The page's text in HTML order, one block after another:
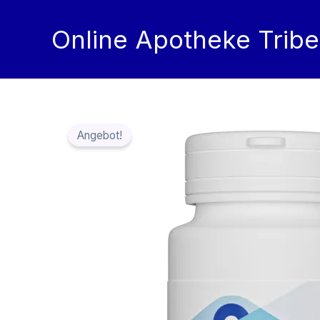
Online Apotheke
Angebot!